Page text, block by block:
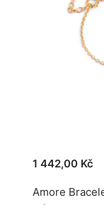
1 442,00 Kč
Amore